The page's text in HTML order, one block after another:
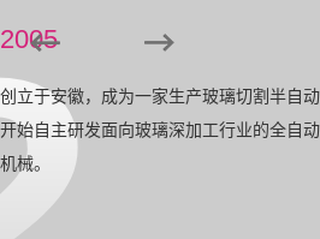
2005
创立于安徽，成为一家生产玻璃切割半自动
开始自主研发面向玻璃深加工行业的全自
机械。